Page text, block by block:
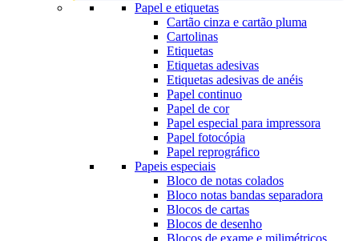
Papel e etiquetas
Cartão cinza e cartão pluma
Cartolinas
Etiquetas
Etiquetas adesivas
Etiquetas adesivas de anéis
Papel continuo
Papel de cor
Papel especial para impressora
Papel fotocópia
Papel reprográfico
Papeis especiais
Bloco de notas colados
Bloco notas bandas separadora
Blocos de cartas
Blocos de desenho
Blocos de exame e milimétricos